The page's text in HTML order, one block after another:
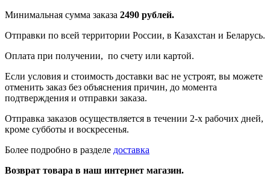
Минимальная сумма заказа 2490 рублей.
Отправки по всей территории России, в Казахстан и Беларусь.
Оплата при получении, по счету или картой.
Если условия и стоимость доставки вас не устроят, вы можете
отменить заказ без объяснения причин, до момента
подтверждения и отправки заказа.
Отправка заказов осуществляется в течении 2-х рабочих дней,
кроме субботы и воскресенья.
Более подробно в разделе доставка
Возврат товара в наш интернет магазин.